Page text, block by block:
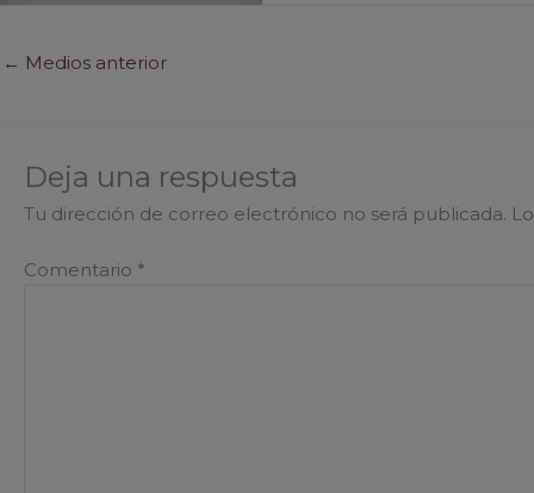
← Medios anterior
Deja una respuesta
Tu dirección de correo electrónico no será publicada.
Comentario *